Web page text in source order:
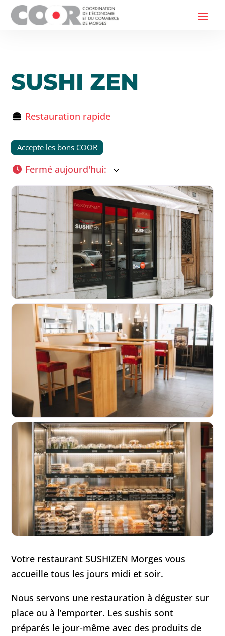
SUSHI ZEN
Restauration rapide
Accepte les bons COOR
Fermé aujourd'hui:
Votre restaurant SUSHIZEN Morges vous
accueille tous les jours midi et soir.
Nous servons une restauration à déguster sur
place ou à l’emporter. Les sushis sont
préparés le jour-même avec des produits de